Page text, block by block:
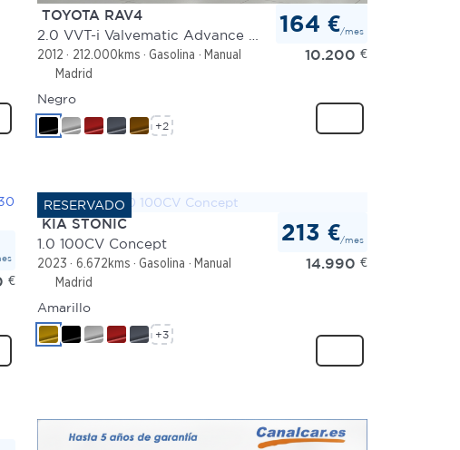
TOYOTA RAV4
2012 212.000kms Gasolina
Manual
Madrid
164 €/mes
10.200 €
Negro
+2
€
KIA STONIC
1.0 100CV Concept
2023 6.672kms Gasolina
Manual
Madrid
213 €/mes
14.990 €
Amarillo
+3